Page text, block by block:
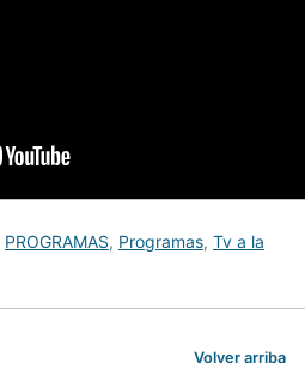
PROGRAMAS, Programas, Tv a la
Volver arriba